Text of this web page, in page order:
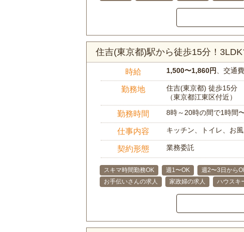
住吉(東京都)駅から徒歩15分！
時給 1,500〜1,860円 、交通
勤務地
住吉(東京都) 徒歩15分
（東京都江東区付近）
勤務時間 8時～20時の間で1時間
仕事内容 キッチン、トイレ、お
契約形態 業務委託
スキマ時間勤務OK 週1〜OK 週2〜3日から
お手伝いさんの求人
家政婦の求人 ハウスキ